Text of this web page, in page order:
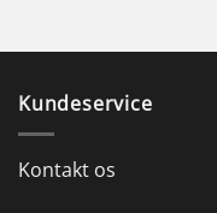
Kundeservice
Kontakt os